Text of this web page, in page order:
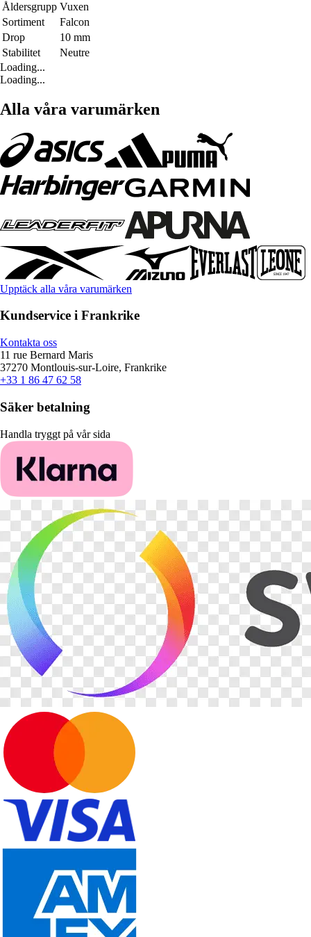
Åldersgrupp Vuxen
Sortiment
Falcon
Drop
10 mm
Stabilitet
Neutre
Loading...
Loading...
Alla våra varumärken
Upptäck alla våra varumärken
Kundservice i Frankrike
Kontakta oss
11 rue Bernard Maris
37270 Montlouis-sur-Loire, Frankrike
+33 1 86 47 62 58
Säker betalning
Handla tryggt på vår sida